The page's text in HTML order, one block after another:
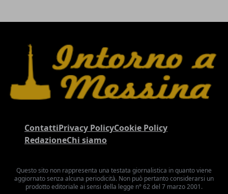
ContattiPrivacy PolicyCookie Policy
RedazioneChi siamo
Questo sito non rappresenta una testata giornalistica in quanto viene
aggiornato senza alcuna periodicità. Non può pertanto considerarsi un
prodotto editoriale ai sensi della legge n° 62 del 7 marzo 2001.